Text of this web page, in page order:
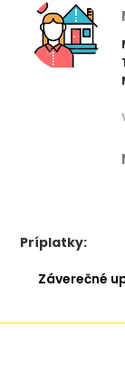
Príplatky:
Záverečné